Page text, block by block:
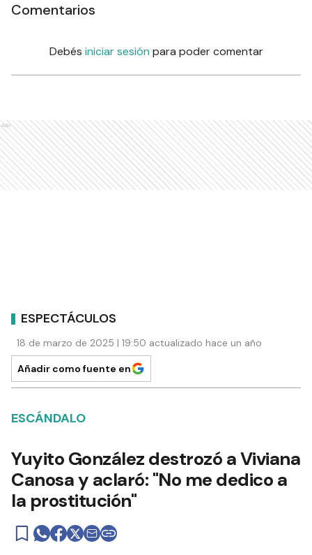
Comentarios
Debés iniciar sesión para poder comentar
Ads
ESPECTÁCULOS
18 de marzo de 2025 | 19:50 actualizado hace un año
Añadir como fuente en
ESCÁNDALO
Yuyito González destrozó a Viviana
Canosa y aclaró: "No me dedico a
la prostitución"